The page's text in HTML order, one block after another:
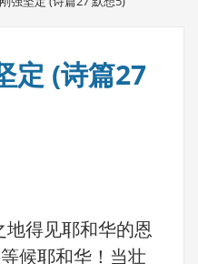
定 (诗篇27
得见耶和华的恩
候耶和华！当壮